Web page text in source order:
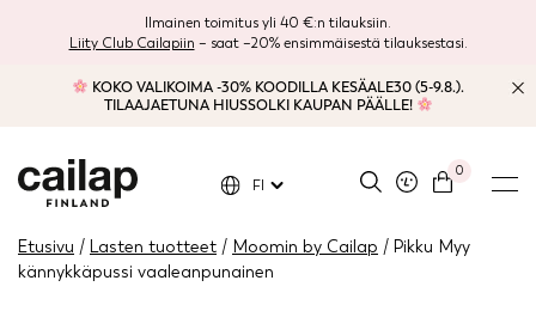
Ilmainen toimitus yli 40 €:n tilauksiin.
Liity Club Cailapiin – saat –20% ensimmäisestä tilauksestasi.
KOKO VALIKOIMA -30% KOODILLA KESÄALE30 (5-9.8.).
TILAAJAETUNA HIUSSOLKI KAUPAN PÄÄLLE!
0
FI
Etusivu / Lasten tuotteet / Moomin by Cailap / Pikku Myy
kännykkäpussi vaaleanpunainen